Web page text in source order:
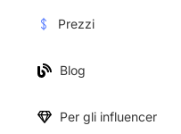
Prezzi
Blog
Per gli influencer